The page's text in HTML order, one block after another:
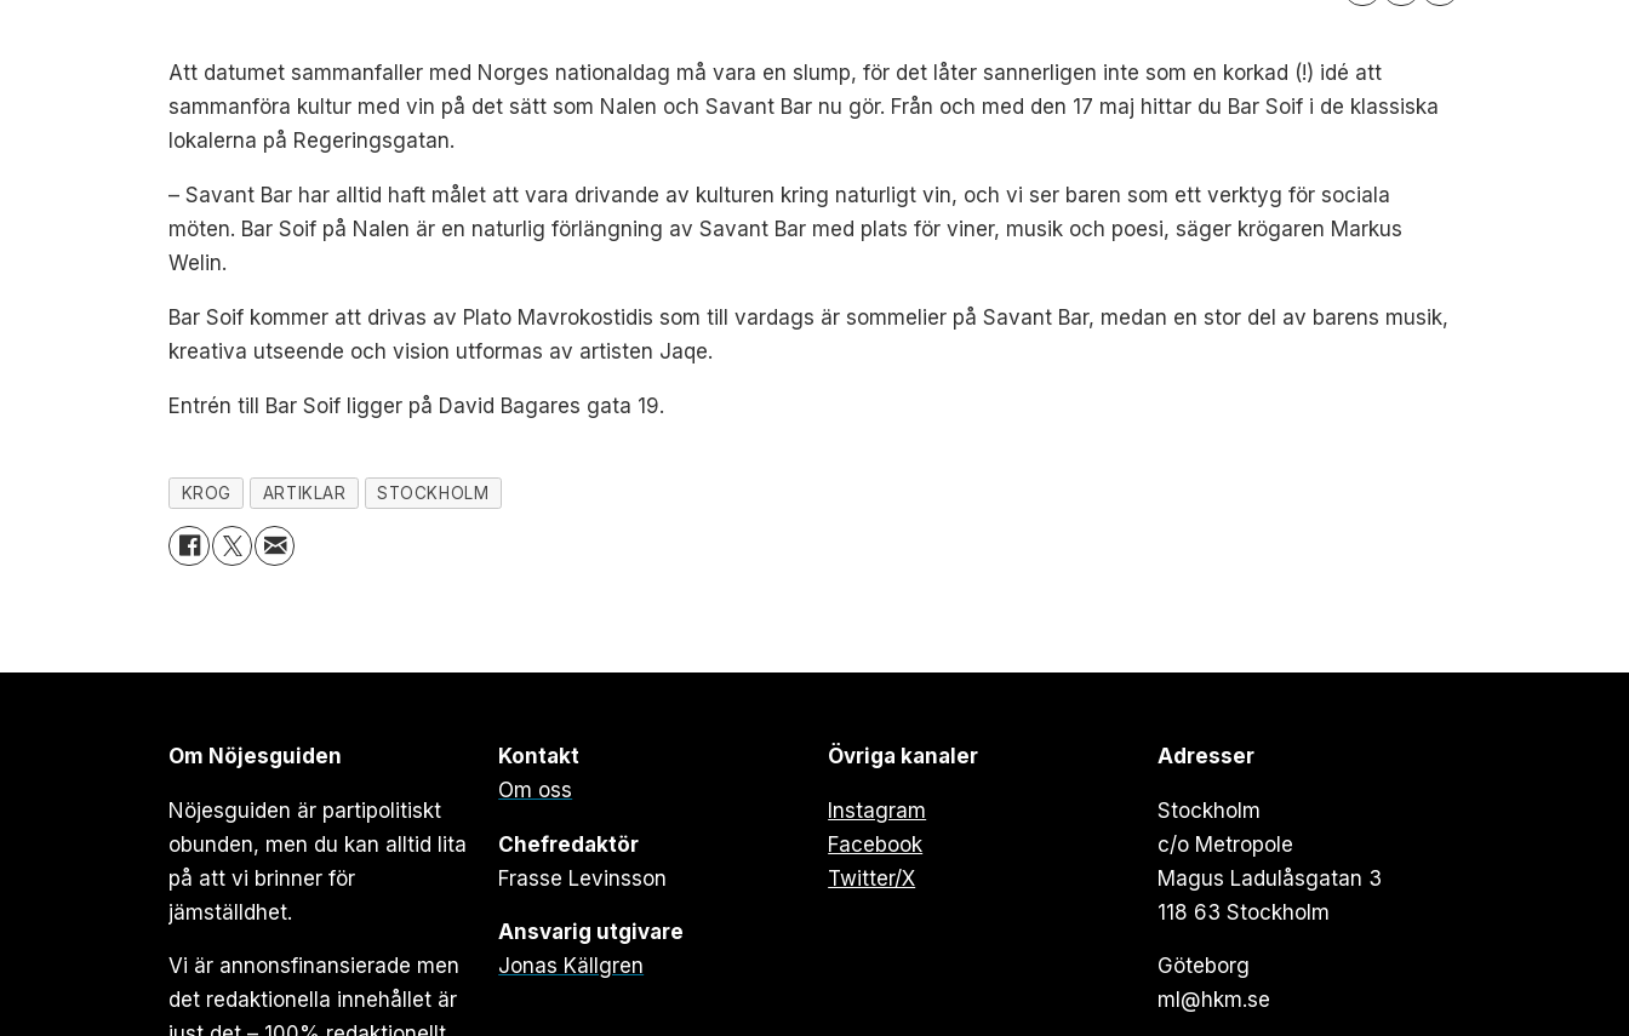
Att datumet sammanfaller med Norges nationaldag må vara en slump, för det låter sannerligen inte som en korkad (!) idé att
sammanföra kultur med vin på det sätt som Nalen och Savant Bar nu gör. Från och med den 17 maj hittar du Bar Soif i de klassiska
lokalerna på Regeringsgatan.
– Savant Bar har alltid haft målet att vara drivande av kulturen kring naturligt vin, och vi ser baren som ett verktyg för sociala
möten. Bar Soif på Nalen är en naturlig förlängning av Savant Bar med plats för viner, musik och poesi, säger krögaren Markus
Welin.
Bar Soif kommer att drivas av Plato Mavrokostidis som till vardags är sommelier på Savant Bar, medan en stor del av barens musik,
kreativa utseende och vision utformas av artisten Jaqe.
Entrén till Bar Soif ligger på David Bagares gata 19.
KROG ARTIKLAR STOCKHOLM
Om Nöjesguiden
Nöjesguiden är partipolitiskt
obunden, men du kan alltid lita
på att vi brinner för
jämställdhet.
Vi är annonsfinansierade men
det redaktionella innehållet är
Kontakt
Om oss
Chefredaktör
Frasse Levinsson
Ansvarig utgivare
Jonas Källgren
Övriga kanaler
Instagram
Facebook
Twitter/X
Adresser
Stockholm
c/o Metropole
Magus Ladulåsgatan 3
118 63 Stockholm
Göteborg
ml@hkm.se